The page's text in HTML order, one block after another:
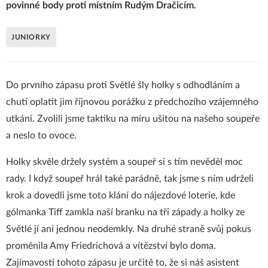
povinné body proti místním Rudým Dračicím.
JUNIORKY
Do prvního zápasu proti Světlé šly holky s odhodláním a
chutí oplatit jim říjnovou porážku z předchozího vzájemného
utkání. Zvolili jsme taktiku na míru ušitou na našeho soupeře
a neslo to ovoce.
Holky skvěle držely systém a soupeř si s tím nevěděl moc
rady. I když soupeř hrál také parádně, tak jsme s ním udrželi
krok a dovedli jsme toto klání do nájezdové loterie, kde
gólmanka Tiff zamkla naší branku na tři západy a holky ze
Světlé jí ani jednou neodemkly. Na druhé straně svůj pokus
proměnila Amy Friedrichová a vítězství bylo doma.
Zajímavostí tohoto zápasu je určitě to, že si náš asistent